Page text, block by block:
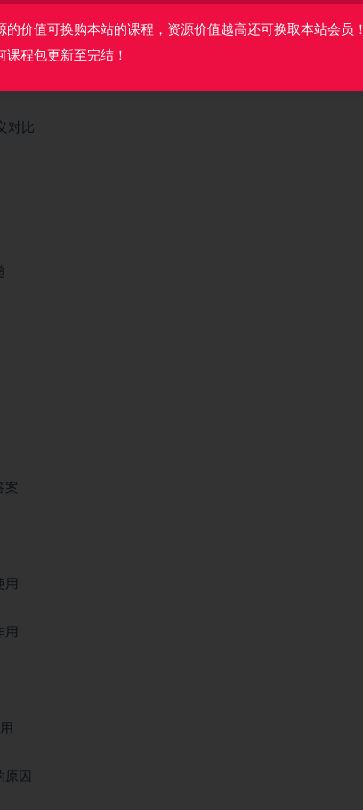
对比
案
用
用
原因
的价值可换购本站的课程，资源价值越高还可换取本站会员！
课程包更新至完结！